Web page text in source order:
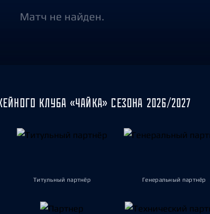
Матч не найден.
КЛУБА «ЧАЙКА» СЕЗОНА 2026/2027
Титульный партнёр Генеральный партнёр